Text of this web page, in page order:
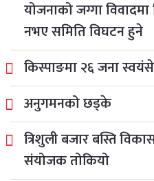
योजनाको जग्गा
नभए समिति विघटन हुने
किस्पाङमा २६ जना
अनुगमनको छड्के
त्रिशुली बजार बस्ति
संयोजक तोकियो